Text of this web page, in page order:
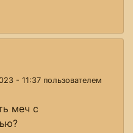
- 11:37 пользователем
меч с